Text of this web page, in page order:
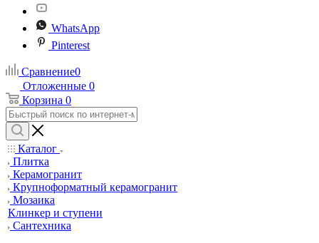
WhatsApp
Pinterest
Сравнение0
Отложенные 0
Корзина 0
Каталог
Плитка
Керамогранит
Крупноформатный керамогранит
Мозаика
Клинкер и ступени
Сантехника